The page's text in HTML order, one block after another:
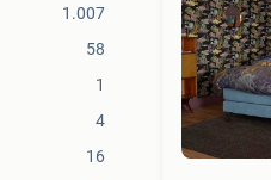
1.007
58
1
4
16